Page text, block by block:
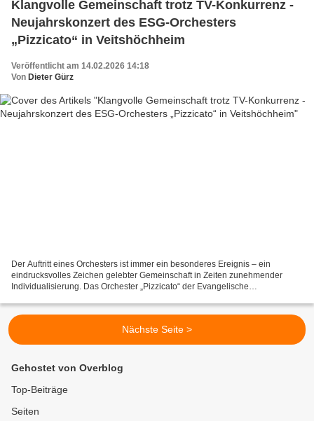
Klangvolle Gemeinschaft trotz TV-Konkurrenz -
Neujahrskonzert des ESG-Orchesters
„Pizzicato“ in Veitshöchheim
Veröffentlicht am 14.02.2026 14:18
Von Dieter Gürz
Der Auftritt eines Orchesters ist immer ein besonderes Ereignis – ein
eindrucksvolles Zeichen gelebter Gemeinschaft in Zeiten zunehmender
Individualisierung. Das Orchester „Pizzicato“ der Evangelische
Nächste Seite >
Gehostet von Overblog
Top-Beiträge
Seiten